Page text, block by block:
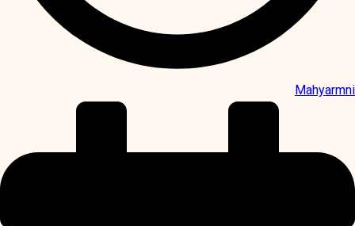
Mahyarmni